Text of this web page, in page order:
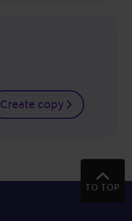
Create copy
TO TOP